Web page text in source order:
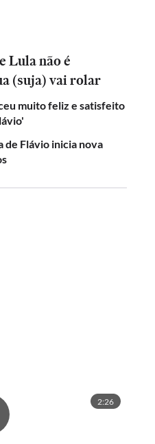
Lula não é
(suja) vai rolar
muito feliz e satisfeito
de Flávio inicia nova
2:26